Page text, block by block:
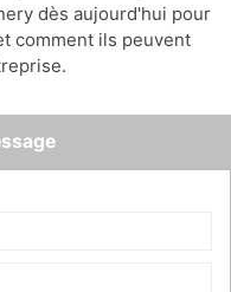
dès aujourd'hui pour
comment ils peuvent